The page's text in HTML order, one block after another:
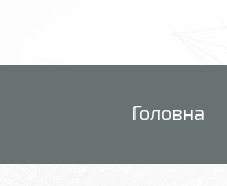
Головна